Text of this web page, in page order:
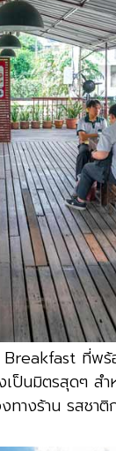
ที่พร้
งเป็นมิตรสุดๆ
ทางร้าน รสชา